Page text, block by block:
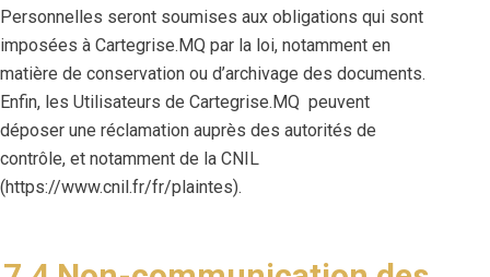
Personnelles seront soumises aux obligations qui sont
imposées à Cartegrise.MQ par la loi, notamment en
matière de conservation ou d’archivage des documents.
Enfin, les Utilisateurs de Cartegrise.MQ peuvent
déposer une réclamation auprès des autorités de
contrôle, et notamment de la CNIL
(https://www.cnil.fr/fr/plaintes).